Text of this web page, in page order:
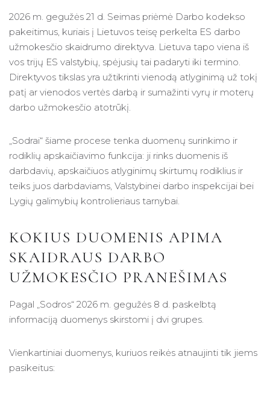
2026 m. gegužės 21 d. Seimas priėmė Darbo kodekso
pakeitimus, kuriais į Lietuvos teisę perkelta ES darbo
užmokesčio skaidrumo direktyva. Lietuva tapo viena iš
vos trijų ES valstybių, spėjusių tai padaryti iki termino.
Direktyvos tikslas yra užtikrinti vienodą atlyginimą už tokį
patį ar vienodos vertės darbą ir sumažinti vyrų ir moterų
darbo užmokesčio atotrūkį.
„Sodrai“ šiame procese tenka duomenų surinkimo ir
rodiklių apskaičiavimo funkcija: ji rinks duomenis iš
darbdavių, apskaičiuos atlyginimų skirtumų rodiklius ir
teiks juos darbdaviams, Valstybinei darbo inspekcijai bei
Lygių galimybių kontrolieriaus tarnybai.
KOKIUS DUOMENIS APIMA
SKAIDRAUS DARBO
UŽMOKESČIO PRANEŠIMAS
Pagal „Sodros“ 2026 m. gegužės 8 d. paskelbtą
informaciją duomenys skirstomi į dvi grupes.
Vienkartiniai duomenys, kuriuos reikės atnaujinti tik jiems
pasikeitus: